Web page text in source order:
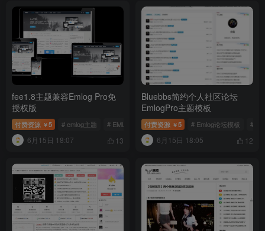
fee1.8主题兼容Emlog Pro免
授权版
付费资源 ￥5 # emlog主题 # EMLOG模板 # fee主题
6月15日 18:07 13
Bluebbs简约个人社区论坛
EmlogPro主题模板
付费资源 ￥5 # Emlog论坛模板 #
6月15日 18:05 12